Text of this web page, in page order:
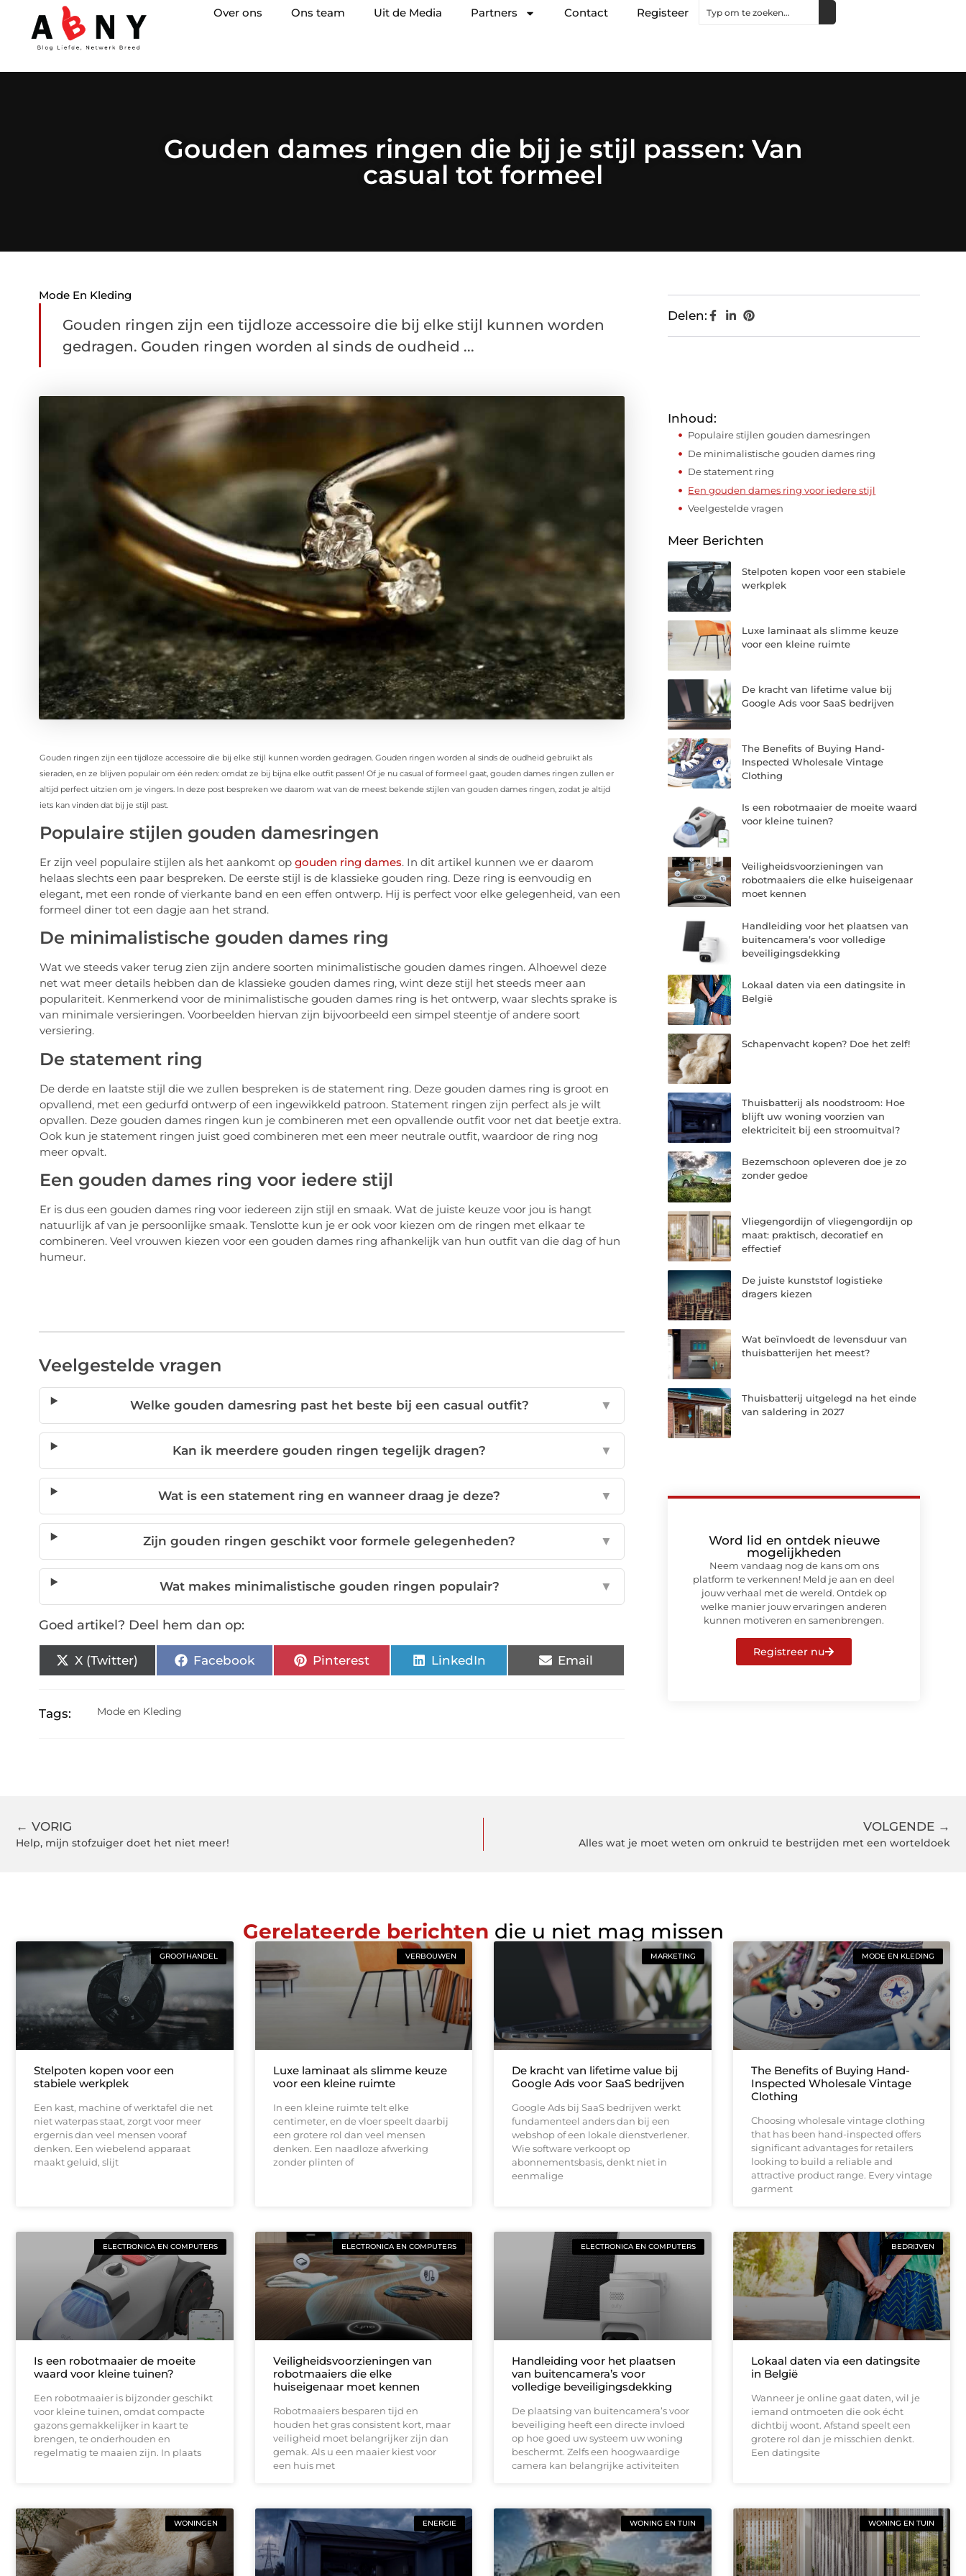
Over ons Ons team Uit de Media Partners Contact Registeer
Gouden dames ringen die bij je stijl passen: Van
casual tot formeel
Mode En Kleding
Gouden ringen zijn een tijdloze accessoire die bij elke stijl kunnen worden
gedragen. Gouden ringen worden al sinds de oudheid ...
Gouden ringen zijn een tijdloze accessoire die bij elke stijl kunnen worden gedragen. Gouden ringen worden al sinds de oudheid gebruikt als
sieraden, en ze blijven populair om één reden: omdat ze bij bijna elke outfit passen! Of je nu casual of formeel gaat, gouden dames ringen zullen er
altijd perfect uitzien om je vingers. In deze post bespreken we daarom wat van de meest bekende stijlen van gouden dames ringen, zodat je altijd
iets kan vinden dat bij je stijl past.
Populaire stijlen gouden damesringen
Er zijn veel populaire stijlen als het aankomt op gouden ring dames. In dit artikel kunnen we er daarom
helaas slechts een paar bespreken. De eerste stijl is de klassieke gouden ring. Deze ring is eenvoudig en
elegant, met een ronde of vierkante band en een effen ontwerp. Hij is perfect voor elke gelegenheid, van een
formeel diner tot een dagje aan het strand.
De minimalistische gouden dames ring
Wat we steeds vaker terug zien zijn andere soorten minimalistische gouden dames ringen. Alhoewel deze
net wat meer details hebben dan de klassieke gouden dames ring, wint deze stijl het steeds meer aan
populariteit. Kenmerkend voor de minimalistische gouden dames ring is het ontwerp, waar slechts sprake is
van minimale versieringen. Voorbeelden hiervan zijn bijvoorbeeld een simpel steentje of andere soort
versiering.
De statement ring
De derde en laatste stijl die we zullen bespreken is de statement ring. Deze gouden dames ring is groot en
opvallend, met een gedurfd ontwerp of een ingewikkeld patroon. Statement ringen zijn perfect als je wilt
opvallen. Deze gouden dames ringen kun je combineren met een opvallende outfit voor net dat beetje extra.
Ook kun je statement ringen juist goed combineren met een meer neutrale outfit, waardoor de ring nog
meer opvalt.
Een gouden dames ring voor iedere stijl
Er is dus een gouden dames ring voor iedereen zijn stijl en smaak. Wat de juiste keuze voor jou is hangt
natuurlijk af van je persoonlijke smaak. Tenslotte kun je er ook voor kiezen om de ringen met elkaar te
combineren. Veel vrouwen kiezen voor een gouden dames ring afhankelijk van hun outfit van die dag of hun
humeur.
Veelgestelde vragen
Welke gouden damesring past het beste bij een casual outfit? ▼
Kan ik meerdere gouden ringen tegelijk dragen? ▼
Wat is een statement ring en wanneer draag je deze? ▼
Zijn gouden ringen geschikt voor formele gelegenheden? ▼
Wat makes minimalistische gouden ringen populair? ▼
Goed artikel? Deel hem dan op:
X (Twitter) Facebook Pinterest LinkedIn Email
Tags: Mode en Kleding
Delen:
Inhoud:
Populaire stijlen gouden damesringen
De minimalistische gouden dames ring
De statement ring
Een gouden dames ring voor iedere stijl
Veelgestelde vragen
Meer Berichten
Stelpoten kopen voor een stabiele
werkplek
Luxe laminaat als slimme keuze
voor een kleine ruimte
De kracht van lifetime value bij
Google Ads voor SaaS bedrijven
The Benefits of Buying Hand-
Inspected Wholesale Vintage
Clothing
Is een robotmaaier de moeite waard
voor kleine tuinen?
Veiligheidsvoorzieningen van
robotmaaiers die elke huiseigenaar
moet kennen
Handleiding voor het plaatsen van
buitencamera’s voor volledige
beveiligingsdekking
Lokaal daten via een datingsite in
België
Schapenvacht kopen? Doe het zelf!
Thuisbatterij als noodstroom: Hoe
blijft uw woning voorzien van
elektriciteit bij een stroomuitval?
Bezemschoon opleveren doe je zo
zonder gedoe
Vliegengordijn of vliegengordijn op
maat: praktisch, decoratief en
effectief
De juiste kunststof logistieke
dragers kiezen
Wat beïnvloedt de levensduur van
thuisbatterijen het meest?
Thuisbatterij uitgelegd na het einde
van saldering in 2027
Word lid en ontdek nieuwe
mogelijkheden
Neem vandaag nog de kans om ons
platform te verkennen! Meld je aan en deel
jouw verhaal met de wereld. Ontdek op
welke manier jouw ervaringen anderen
kunnen motiveren en samenbrengen.
Registreer nu
← VORIG
Help, mijn stofzuiger doet het niet meer!
VOLGENDE →
Alles wat je moet weten om onkruid te bestrijden met een worteldoek
Gerelateerde berichten die u niet mag missen
GROOTHANDEL
Stelpoten kopen voor een
stabiele werkplek
Een kast, machine of werktafel die net
niet waterpas staat, zorgt voor meer
ergernis dan veel mensen vooraf
denken. Een wiebelend apparaat
maakt geluid, slijt
VERBOUWEN
Luxe laminaat als slimme keuze
voor een kleine ruimte
In een kleine ruimte telt elke
centimeter, en de vloer speelt daarbij
een grotere rol dan veel mensen
denken. Een naadloze afwerking
zonder plinten of
MARKETING
De kracht van lifetime value bij
Google Ads voor SaaS bedrijven
Google Ads bij SaaS bedrijven werkt
fundamenteel anders dan bij een
webshop of een lokale dienstverlener.
Wie software verkoopt op
abonnementsbasis, denkt niet in
eenmalige
MODE EN KLEDING
The Benefits of Buying Hand-
Inspected Wholesale Vintage
Clothing
Choosing wholesale vintage clothing
that has been hand-inspected offers
significant advantages for retailers
looking to build a reliable and
attractive product range. Every vintage
garment
ELECTRONICA EN COMPUTERS
Is een robotmaaier de moeite
waard voor kleine tuinen?
Een robotmaaier is bijzonder geschikt
voor kleine tuinen, omdat compacte
gazons gemakkelijker in kaart te
brengen, te onderhouden en
regelmatig te maaien zijn. In plaats
ELECTRONICA EN COMPUTERS
Veiligheidsvoorzieningen van
robotmaaiers die elke
huiseigenaar moet kennen
Robotmaaiers besparen tijd en
houden het gras consistent kort, maar
veiligheid moet belangrijker zijn dan
gemak. Als u een maaier kiest voor
een huis met
ELECTRONICA EN COMPUTERS
Handleiding voor het plaatsen
van buitencamera’s voor
volledige beveiligingsdekking
De plaatsing van buitencamera’s voor
beveiliging heeft een directe invloed
op hoe goed uw systeem uw woning
beschermt. Zelfs een hoogwaardige
camera kan belangrijke activiteiten
BEDRIJVEN
Lokaal daten via een datingsite
in België
Wanneer je online gaat daten, wil je
iemand ontmoeten die ook écht
dichtbij woont. Afstand speelt een
grotere rol dan je misschien denkt.
Een datingsite
WONINGEN ENERGIE WONING EN TUIN WONING EN TUIN